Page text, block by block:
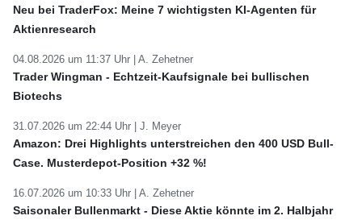
Neu bei TraderFox: Meine 7 wichtigsten KI-Agenten für
Aktienresearch
04.08.2026 um 11:37 Uhr | A. Zehetner
Trader Wingman - Echtzeit-Kaufsignale bei bullischen
Biotechs
31.07.2026 um 22:44 Uhr | J. Meyer
Amazon: Drei Highlights unterstreichen den 400 USD Bull-
Case. Musterdepot-Position +32 %!
16.07.2026 um 10:33 Uhr | A. Zehetner
Saisonaler Bullenmarkt - Diese Aktie könnte im 2. Halbjahr